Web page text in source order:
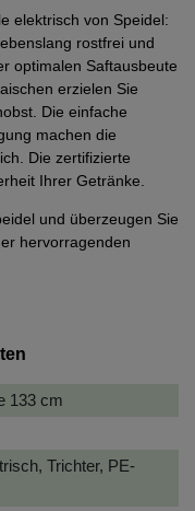
elektrisch von Speidel:
rostfrei und
optimalen Saftausbeute
erzielen Sie
Die einfache
machen die
Die zertifizierte
Ihrer Getränke.
und überzeugen Sie
hervorragenden
133 cm
Trichter, PE-